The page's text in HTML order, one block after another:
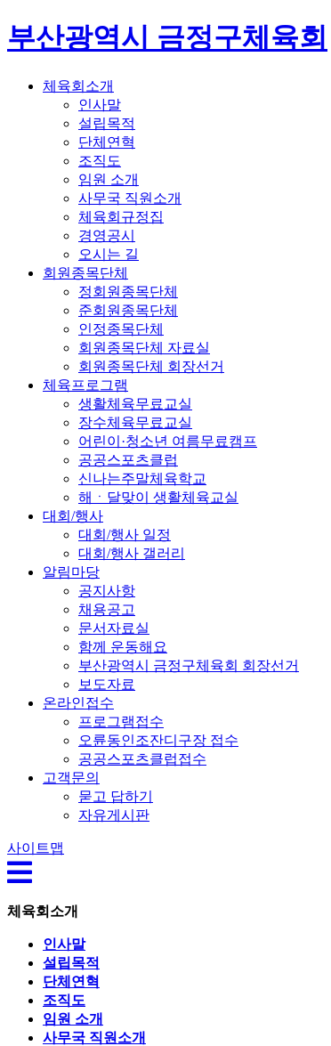
부산광역시 금정구체육회
체육회소개
인사말
설립목적
단체연혁
조직도
임원 소개
사무국 직원소개
체육회규정집
경영공시
오시는 길
회원종목단체
정회원종목단체
준회원종목단체
인정종목단체
회원종목단체 자료실
회원종목단체 회장선거
체육프로그램
생활체육무료교실
장수체육무료교실
어린이·청소년 여름무료캠프
공공스포츠클럽
신나는주말체육학교
해ㆍ달맞이 생활체육교실
대회/행사
대회/행사 일정
대회/행사 갤러리
알림마당
공지사항
채용공고
문서자료실
함께 운동해요
부산광역시 금정구체육회 회장선거
보도자료
온라인접수
프로그램접수
오륜동인조잔디구장 접수
공공스포츠클럽접수
고객문의
묻고 답하기
자유게시판
사이트맵
체육회소개
인사말
설립목적
단체연혁
조직도
임원 소개
사무국 직원소개